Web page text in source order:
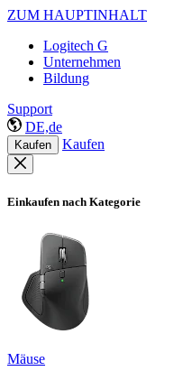
ZUM HAUPTINHALT
Logitech G
Unternehmen
Bildung
Support
DE,de
Kaufen Kaufen
Einkaufen nach Kategorie
Mäuse